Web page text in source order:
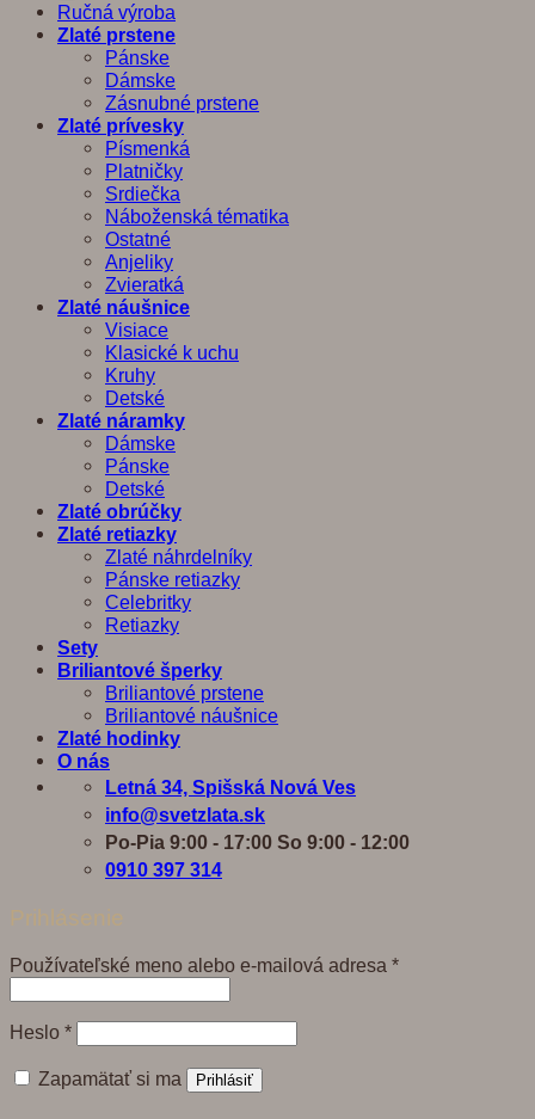
Ručná výroba
Zlaté prstene
Pánske
Dámske
Zásnubné prstene
Zlaté prívesky
Písmenká
Platničky
Srdiečka
Náboženská tématika
Ostatné
Anjeliky
Zvieratká
Zlaté náušnice
Visiace
Klasické k uchu
Kruhy
Detské
Zlaté náramky
Dámske
Pánske
Detské
Zlaté obrúčky
Zlaté retiazky
Zlaté náhrdelníky
Pánske retiazky
Celebritky
Retiazky
Sety
Briliantové šperky
Briliantové prstene
Briliantové náušnice
Zlaté hodinky
O nás
Letná 34, Spišská Nová Ves
info@svetzlata.sk
Po-Pia 9:00 - 17:00 So 9:00 - 12:00
0910 397 314
Prihlásenie
Používateľské meno alebo e-mailová adresa *Povinné
Heslo *Povinné
Zapamätať si ma Prihlásiť